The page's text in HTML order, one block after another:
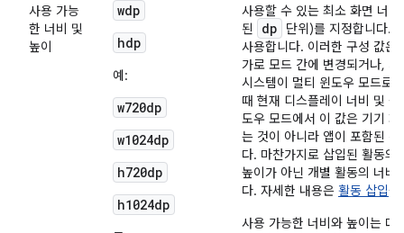
사용 가능
한 너비 및
높이
wdp
hdp
예:
w720dp
w1024dp
h720dp
h1024dp
사용할 수 있는 최소 화면 너
된
dp
단위)를 지정합니다.
사용합니다. 이러한 구성 값은
가로 모드 간에 변경되거나,
시스템이 멀티 윈도우 모드로
때 현재 디스플레이 너비 및
도우 모드에서 이 값은 기기
는 것이 아니라 앱이 포함된
다. 마찬가지로 삽입된 활동의
높이가 아닌 개별 활동의 너비
다. 자세한 내용은 활동 삽입을
사용 가능한 너비와 높이는 다